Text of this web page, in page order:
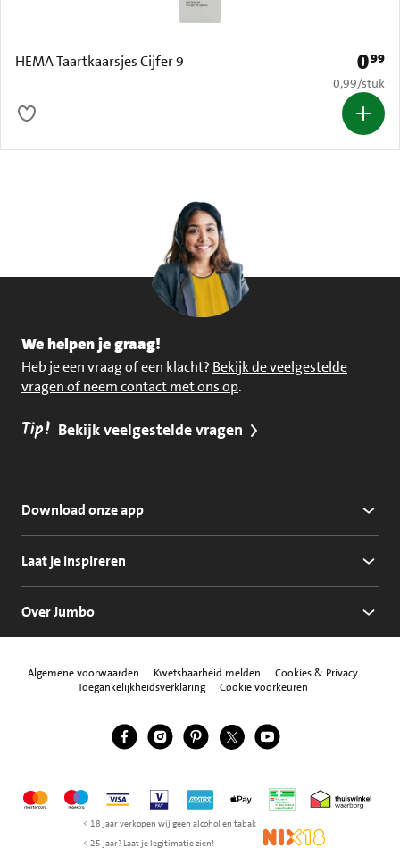
HEMA Taartkaarsjes Cijfer 9 Prijs:
099
€ 0,99 per
0,99/stuk
We helpen je graag!
Heb je een vraag of een klacht? Bekijk de veelgestelde
vragen of neem contact met ons op.
Tip! Bekijk veelgestelde vragen
Download onze app
Laat je inspireren
Over Jumbo
Algemene voorwaarden Kwetsbaarheid melden
Cookies & Privacy
Toegankelijkheidsverklaring
Cookie voorkeuren
Volg ons
Jumbo Facebook
Jumbo Instagram
Jumbo Pinterest
Jumbo Twitter
Jumbo YouTube
MastercardMaestroVisa Vpay American Express
Apple Pay Thuiswinkel
< 18 jaar verkopen wij geen alcohol en tabak
< 25 jaar? Laat je legitimatie zien!
NIX18